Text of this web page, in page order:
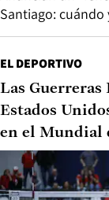
Santiago: cuándo
EL DEPORTIVO
Las Guerreras
Estados
en el Mundial